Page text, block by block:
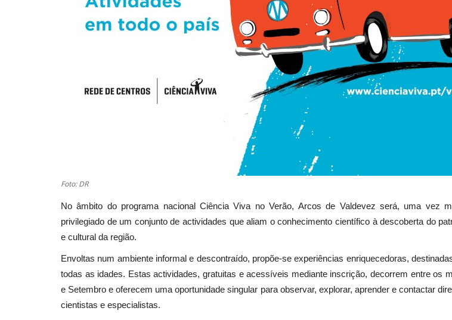
Foto: DR
No âmbito do programa nacional Ciência Viva no Verão, Arcos de Valdevez será, uma vez
privilegiado de um conjunto de actividades que aliam o conhecimento científico à descoberta do
e cultural da região.
Envoltas num ambiente informal e descontraído, propõe-se experiências enriquecedoras,
todas as idades. Estas actividades, gratuitas e acessíveis mediante inscrição, decorrem entre os
e Setembro e oferecem uma oportunidade singular para observar, explorar, aprender e contactar
cientistas e especialistas.